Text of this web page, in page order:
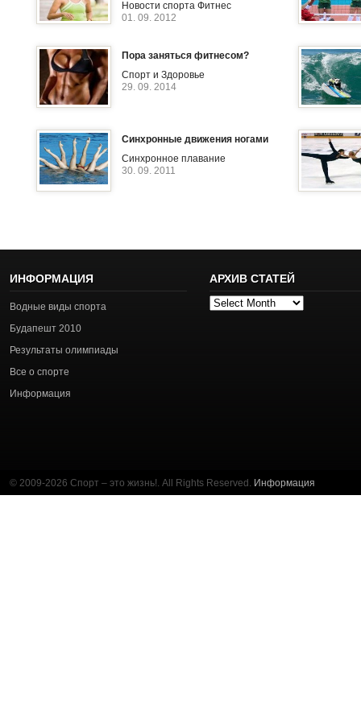
Новости спорта Фитнес
01. 09. 2012
Пора заняться фитнесом?
Спорт и Здоровье
29. 09. 2014
Синхронные движения ногами
Синхронное плавание
30. 09. 2011
ИНФОРМАЦИЯ
Водные виды спорта
Будапешт 2010
Результаты олимпиады
Все о спорте
Информация
АРХИВ СТАТЕЙ
Архив
© 2009-2026 Спорт – это жизнь!. All Rights Reserved. Информация